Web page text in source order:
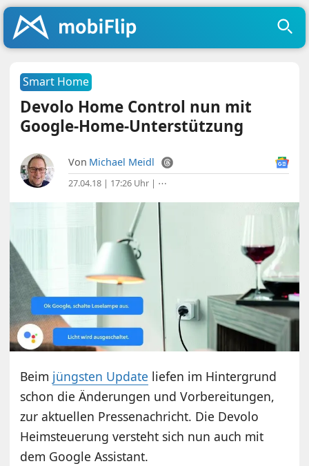
Smart Home
Devolo Home Control nun mit
Google-Home-Unterstützung
Von Michael Meidl
27.04.18 | 17:26 Uhr | ⋯
Beim jüngsten Update liefen im Hintergrund
schon die Änderungen und Vorbereitungen,
zur aktuellen Pressenachricht. Die Devolo
Heimsteuerung versteht sich nun auch mit
dem Google Assistant.